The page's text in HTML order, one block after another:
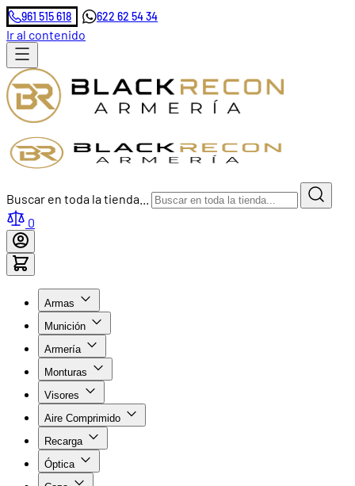
961 515 618 622 62 54 34
Ir al contenido
Buscar en toda la tienda...
0
Armas
Munición
Armería
Monturas
Visores
Aire Comprimido
Recarga
Óptica